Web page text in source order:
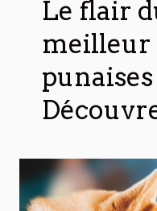
Le flair
meilleur